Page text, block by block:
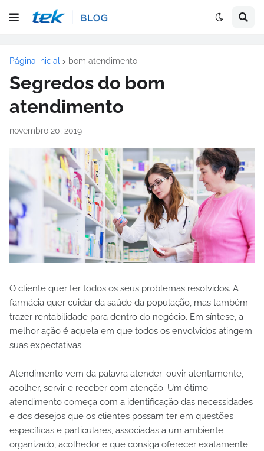
Página inicial bom atendimento
Segredos do bom
atendimento
novembro 20, 2019
O cliente quer ter todos os seus problemas resolvidos. A
farmácia quer cuidar da saúde da população, mas também
trazer rentabilidade para dentro do negócio. Em síntese, a
melhor ação é aquela em que todos os envolvidos atingem
suas expectativas.
Atendimento vem da palavra atender: ouvir atentamente,
acolher, servir e receber com atenção. Um ótimo
atendimento começa com a identificação das necessidades
e dos desejos que os clientes possam ter em questões
específicas e particulares, associadas a um ambiente
organizado, acolhedor e que consiga oferecer exatamente